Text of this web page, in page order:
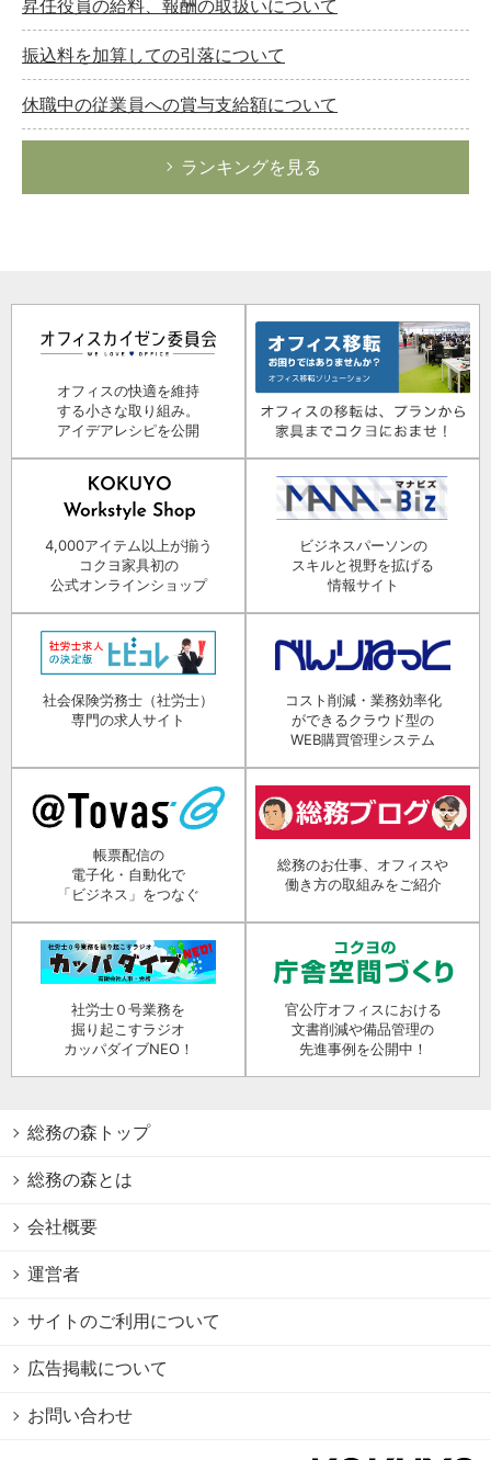
昇任役員の給料、報酬の取扱いについて
振込料を加算しての引落について
休職中の従業員への賞与支給額について
ランキングを見る
オフィスの快適を維持
する小さな取り組み。
アイデアレシピを公開
4,000アイテム以上が揃う
コクヨ家具初の
公式オンラインショップ
ビジネスパーソンの
スキルと視野を拡げる
情報サイト
社会保険労務士（社労士）
専門の求人サイト
コスト削減・業務効率化
ができるクラウド型の
WEB購買管理システム
帳票配信の
電子化・自動化で
「ビジネス」をつなぐ
総務のお仕事、オフィスや
働き方の取組みをご紹介
社労士０号業務を
掘り起こすラジオ
カッパダイブNEO！
官公庁オフィスにおける
文書削減や備品管理の
先進事例を公開中！
総務の森トップ
総務の森とは
会社概要
運営者
サイトのご利用について
広告掲載について
お問い合わせ